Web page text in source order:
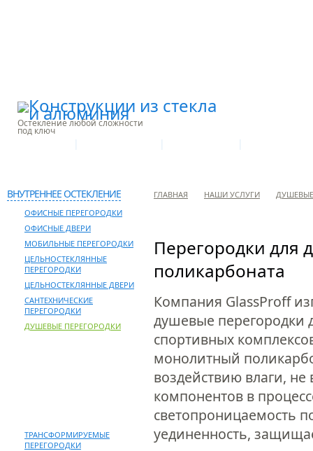
Остекление любой сложности
под ключ
ВНУТРЕННЕЕ ОСТЕКЛЕНИЕ
ОФИСНЫЕ ПЕРЕГОРОДКИ
ОФИСНЫЕ ДВЕРИ
МОБИЛЬНЫЕ ПЕРЕГОРОДКИ
ЦЕЛЬНОСТЕКЛЯННЫЕ
ПЕРЕГОРОДКИ
ЦЕЛЬНОСТЕКЛЯННЫЕ ДВЕРИ
САНТЕХНИЧЕСКИЕ
ПЕРЕГОРОДКИ
ДУШЕВЫЕ ПЕРЕГОРОДКИ
ТРАНСФОРМИРУЕМЫЕ
ПЕРЕГОРОДКИ
ГЛАВНАЯ НАШИ УСЛУГИ
Перегородки для
поликарбоната
Компания GlassProff
душевые перегородки
спортивных
монолитный
воздействию влаги, не
компонентов в
светопроницаемость
уединенность,